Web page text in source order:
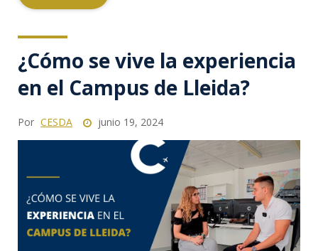
¿Cómo se vive la experiencia
en el Campus de Lleida?
Por CESDA junio 19, 2024